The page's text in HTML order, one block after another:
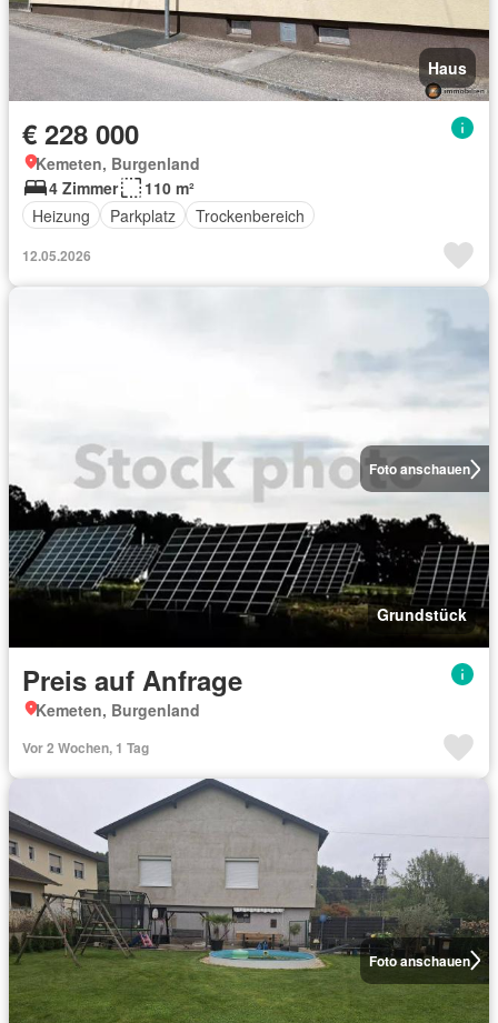
Haus
€ 228 000
Kemeten, Burgenland
4 Zimmer
110 m²
Heizung
Parkplatz Trockenbereich
12.05.2026
Foto anschauen
Grundstück
Preis auf Anfrage
Kemeten, Burgenland
Vor 2 Wochen, 1 Tag
Foto anschauen